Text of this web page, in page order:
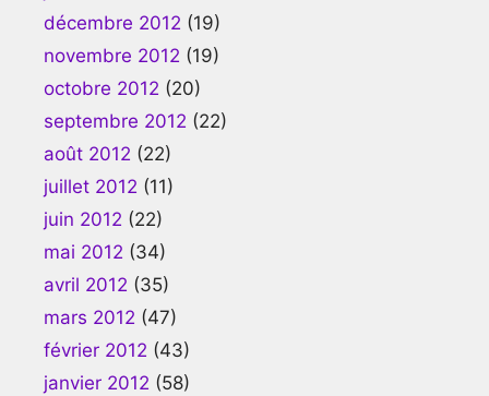
décembre 2012 (19)
novembre 2012 (19)
octobre 2012 (20)
septembre 2012 (22)
août 2012 (22)
juillet 2012 (11)
juin 2012 (22)
mai 2012 (34)
avril 2012 (35)
mars 2012 (47)
février 2012 (43)
janvier 2012 (58)